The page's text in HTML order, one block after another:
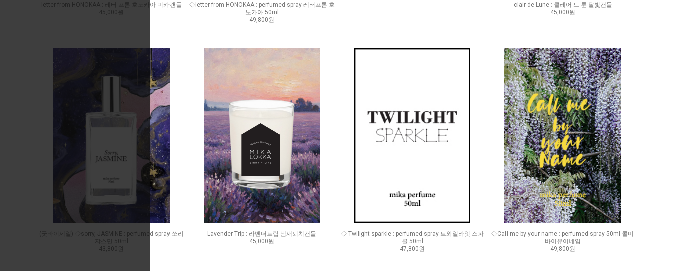
letter from HONOKAA : 레터 프롬 호노카아 미카캔들
45,000원
◇letter from HONOKAA : perfumed spray 레터프롬 호
노카아 50ml
49,800원
clair de Lune : 클레어 드 룬 달빛캔들
45,000원
(굿바이세일) ◇sorry, JASMINE : perfumed spray 쏘리
쟈스민 50ml
43,800원
Lavender Trip : 라벤더트립 냄새퇴치캔들
45,000원
◇ Twilight sparkle : perfumed spray 트와일라잇 스파
클 50ml
47,800원
◇Call me by your name : perfumed spray 50ml 콜미
바이유어네임
49,800원